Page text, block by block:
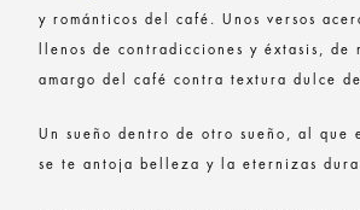
y románticos del café. Unos versos
llenos de contradicciones y éxtasis, de
amargo del café contra textura dulce
Un sueño dentro de otro sueño, al que
se te antoja belleza y la eternizas